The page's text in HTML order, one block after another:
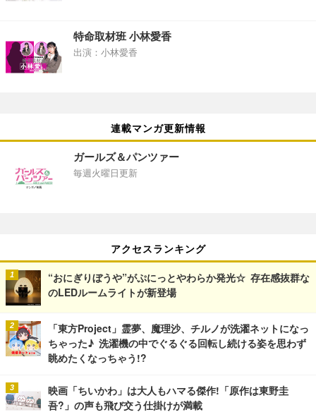
特命取材班 小林愛香
出演：小林愛香
連載マンガ更新情報
ガールズ＆パンツァー
毎週火曜日更新
アクセスランキング
“おにぎりぼうや”がぷにっとやわらか発光☆ 存在感抜群な
のLEDルームライトが新登場
「東方Project」霊夢、魔理沙、チルノが洗濯ネットになっ
ちゃった♪ 洗濯機の中でぐるぐる回転し続ける姿を思わず
眺めたくなっちゃう!?
映画「ちいかわ」は大人もハマる傑作!「原作は東野圭
吾?」の声も飛び交う仕掛けが満載